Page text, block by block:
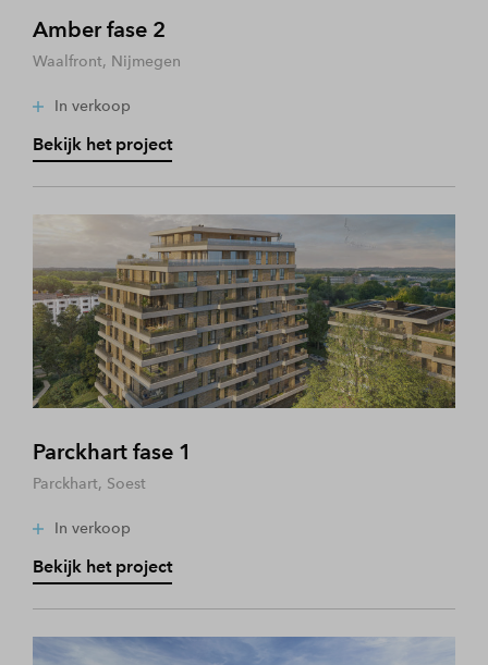
Amber fase 2
Waalfront, Nijmegen
In verkoop
Bekijk het project
Parckhart fase 1
Parckhart, Soest
In verkoop
Bekijk het project